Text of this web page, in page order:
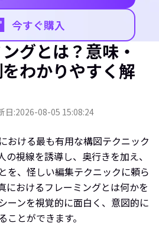
今すぐ購入
グとは？意味・
わかりやすく解
日:2026-08-05 15:08:24
おける最も有用な構図テクニック
の視線を誘導し、奥行きを加え、
を、怪しい編集テクニックに頼ら
におけるフレーミングとは何かを
ーンを視覚的に面白く、意図的に
とができます。